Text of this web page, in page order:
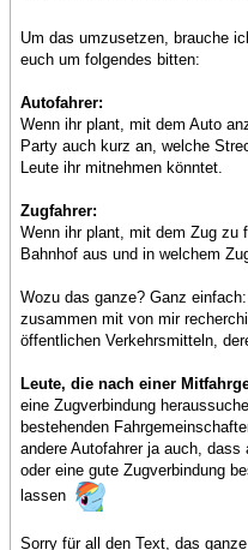
Um das umzusetzen, brauche
euch um folgendes bitten:
Autofahrer:
Wenn ihr plant, mit dem Auto
Party auch kurz an, welche
Leute ihr mitnehmen könntet.
Zugfahrer:
Wenn ihr plant, mit dem Zug zu
Bahnhof aus und in welchem
Wozu das ganze? Ganz
zusammen mit von mir
öffentlichen Verkehrsmitteln,
Leute, die nach einer
eine Zugverbindung
bestehenden
andere Autofahrer ja auch,
oder eine gute Zugverbindung
lassen
Sorry für all den Text, das